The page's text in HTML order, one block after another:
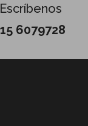
6079728